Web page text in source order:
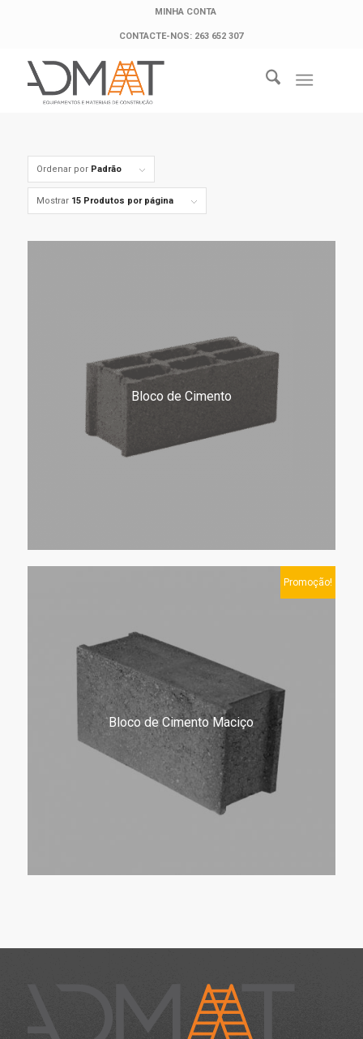
MINHA CONTA
CONTACTE-NOS: 263 652 307
Ordenar por Padrão
Mostrar 15 Produtos por página
Bloco de Cimento
Bloco de Cimento Maciço
Promoção!